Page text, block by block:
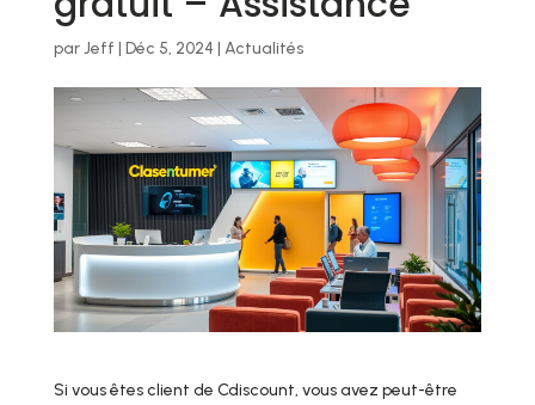
parJeff | Déc 5, 2024 | Actualités
Si vous êtes client de Cdiscount, vous avez peut-être